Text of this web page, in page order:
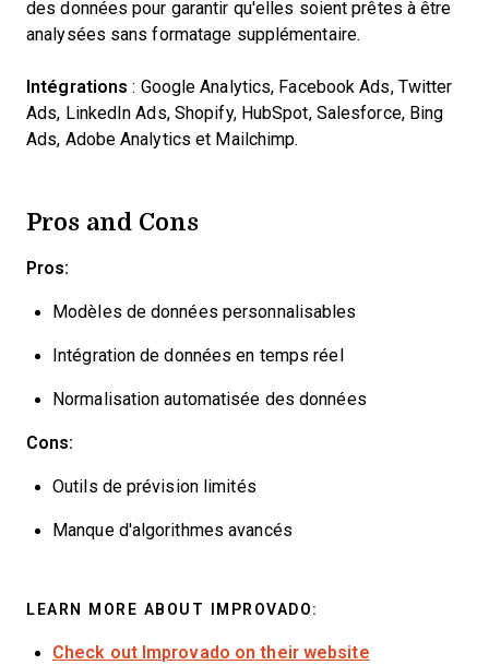
des données pour garantir qu'elles soient prêtes à être
analysées sans formatage supplémentaire.
Intégrations : Google Analytics, Facebook Ads, Twitter
Ads, LinkedIn Ads, Shopify, HubSpot, Salesforce, Bing
Ads, Adobe Analytics et Mailchimp.
Pros and Cons
Pros:
Modèles de données personnalisables
Intégration de données en temps réel
Normalisation automatisée des données
Cons:
Outils de prévision limités
Manque d'algorithmes avancés
LEARN MORE ABOUT IMPROVADO:
Check out Improvado on their website